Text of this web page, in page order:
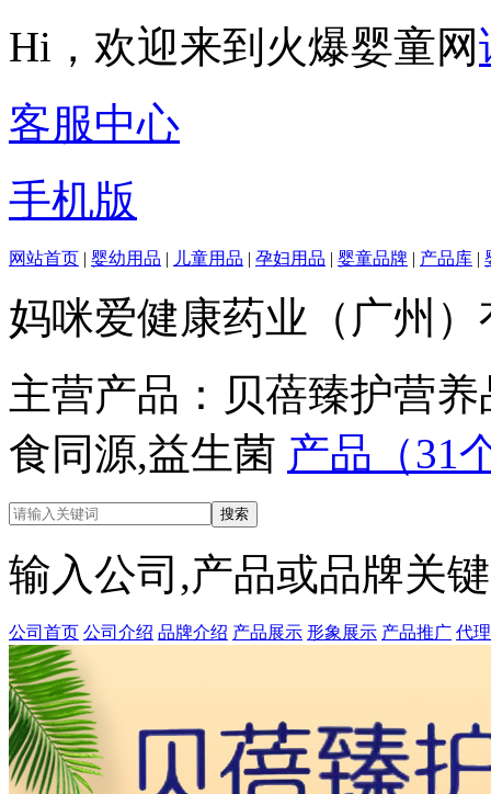
Hi，欢迎来到火爆婴童网
客服中心
手机版
网站首页 | 婴幼用品 | 儿童用品 | 孕妇用品 | 婴童品牌 | 产品库 |
妈咪爱健康药业（广州
主营产品：贝蓓臻护营
食同源,益生菌 产品（31
输入公司,产品或品牌关
公司首页 公司介绍 品牌介绍 产品展示 形象展示 产品推广 代